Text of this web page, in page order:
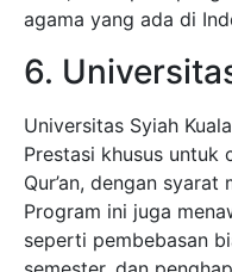
agama yang ada di
6.
Universitas Syiah
Prestasi khusus untuk
Qur’an, dengan syarat
Program ini juga
seperti pembebasan